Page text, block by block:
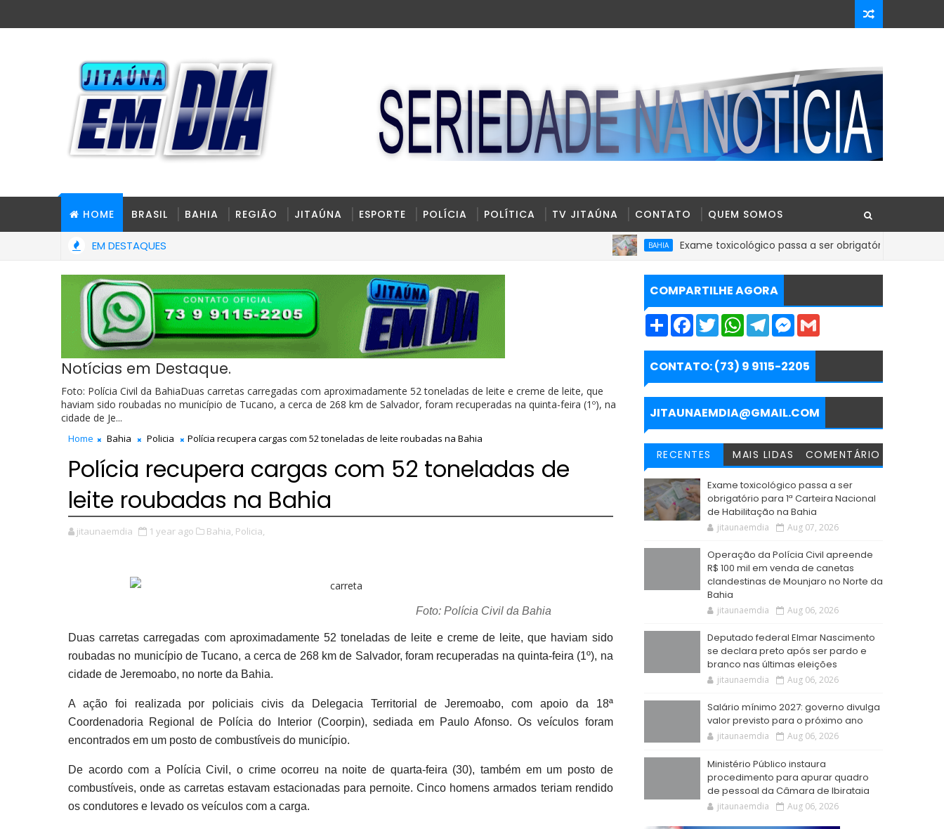
HOME BRASIL BAHIA REGIÃO JITAÚNA ESPORTE POLÍCIA POLÍTICA TV JITAÚNA CONTATO QUEM SOMOS
EM DESTAQUES BAHIA Exame toxicológico passa a ser obrigatório para 1ª Carteira
Notícias em Destaque.
Foto: Polícia Civil da BahiaDuas carretas carregadas com aproximadamente 52 toneladas de leite e creme de leite, que
haviam sido roubadas no município de Tucano, a cerca de 268 km de Salvador, foram recuperadas na quinta-feira (1º), na
cidade de Je...
Home Bahia Policia Polícia recupera cargas com 52 toneladas de leite roubadas na Bahia
Polícia recupera cargas com 52 toneladas de
leite roubadas na Bahia
jitaunaemdia 1 year ago Bahia, Policia,
Foto: Polícia Civil da Bahia
Duas carretas carregadas com aproximadamente 52 toneladas de leite e creme de leite, que haviam sido
roubadas no município de Tucano, a cerca de 268 km de Salvador, foram recuperadas na quinta-feira (1º), na
cidade de Jeremoabo, no norte da Bahia.
A ação foi realizada por policiais civis da Delegacia Territorial de Jeremoabo, com apoio da 18ª
Coordenadoria Regional de Polícia do Interior (Coorpin), sediada em Paulo Afonso. Os veículos foram
encontrados em um posto de combustíveis do município.
De acordo com a Polícia Civil, o crime ocorreu na noite de quarta-feira (30), também em um posto de
combustíveis, onde as carretas estavam estacionadas para pernoite. Cinco homens armados teriam rendido
os condutores e levado os veículos com a carga.
COMPARTILHE AGORA
S
r
e
F
e
b
o
k
T
w
t
t
e
r
W
t
s
p
p
T
e
g
a
m
M
s
e
g
e
r
i
CONTATO: (73) 9 9115-2205
JITAUNAEMDIA@GMAIL.COM
RECENTES MAIS LIDAS COMENTÁRIO
Exame toxicológico passa a ser
obrigatório para 1ª Carteira Nacional
de Habilitação na Bahia
jitaunaemdia Aug 07, 2026
Operação da Polícia Civil apreende
R$ 100 mil em venda de canetas
clandestinas de Mounjaro no Norte da
Bahia
jitaunaemdia Aug 06, 2026
Deputado federal Elmar Nascimento
se declara preto após ser pardo e
branco nas últimas eleições
jitaunaemdia Aug 06, 2026
Salário mínimo 2027: governo divulga
valor previsto para o próximo ano
jitaunaemdia Aug 06, 2026
Ministério Público instaura
procedimento para apurar quadro
de pessoal da Câmara de Ibirataia
jitaunaemdia Aug 06, 2026